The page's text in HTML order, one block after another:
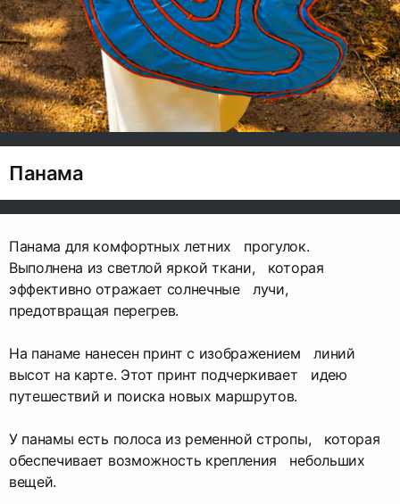
Панама
Панама для комфортных летних прогулок.
Выполнена из светлой яркой ткани, которая
эффективно отражает солнечные лучи,
предотвращая перегрев.
На панаме нанесен принт с изображением линий
высот на карте. Этот принт подчеркивает идею
путешествий и поиска новых маршрутов.
У панамы есть полоса из ременной стропы, которая
обеспечивает возможность крепления небольших
вещей.